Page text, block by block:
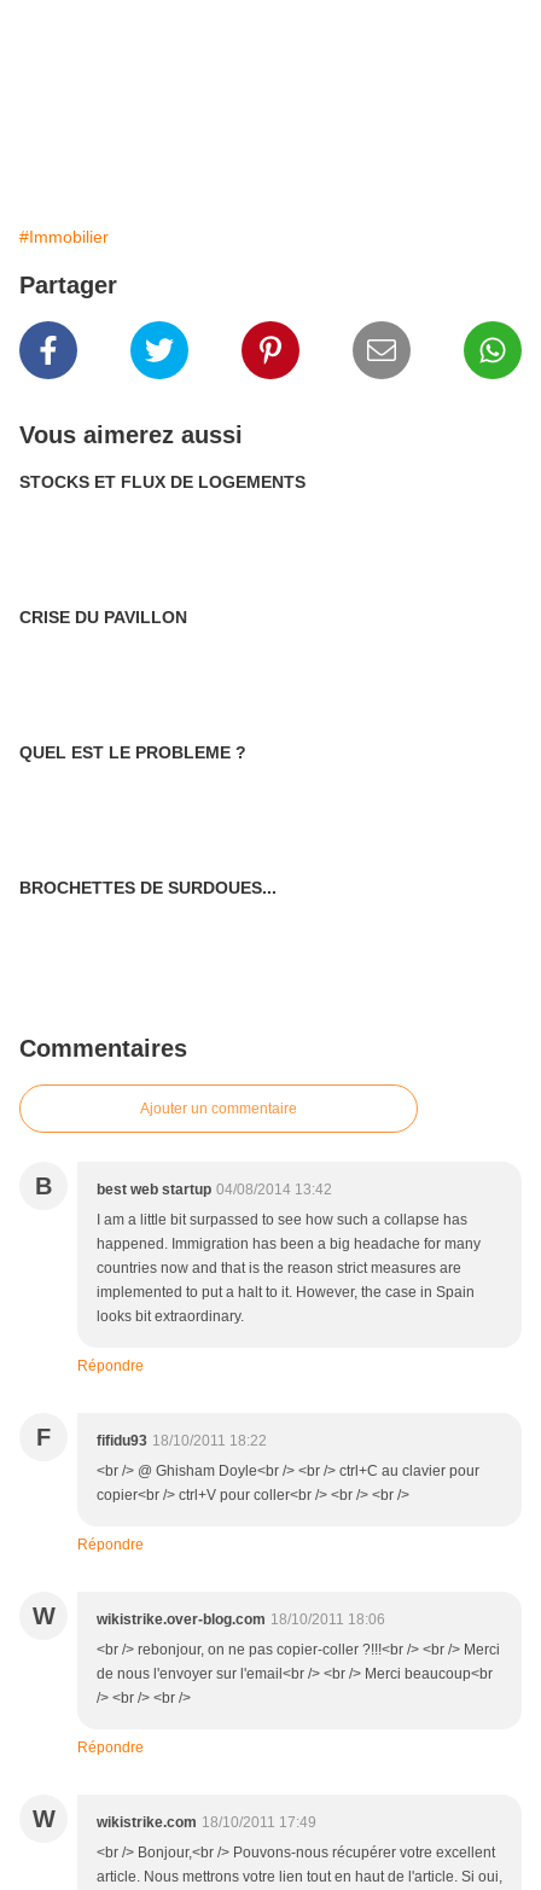
#Immobilier
Partager
Vous aimerez aussi
STOCKS ET FLUX DE LOGEMENTS
CRISE DU PAVILLON
QUEL EST LE PROBLEME ?
BROCHETTES DE SURDOUES...
Commentaires
Ajouter un commentaire
B best web startup 04/08/2014 13:42
I am a little bit surpassed to see how such a collapse has
happened. Immigration has been a big headache for many
countries now and that is the reason strict measures are
implemented to put a halt to it. However, the case in Spain
looks bit extraordinary.
Répondre
F fifidu93 18/10/2011 18:22
<br /> @ Ghisham Doyle<br /> <br /> ctrl+C au clavier pour
copier<br /> ctrl+V pour coller<br /> <br /> <br />
Répondre
W wikistrike.over-blog.com 18/10/2011 18:06
<br /> rebonjour, on ne pas copier-coller ?!!!<br /> <br /> Merci
de nous l'envoyer sur l'email<br /> <br /> Merci beaucoup<br
/> <br /> <br />
Répondre
W wikistrike.com 18/10/2011 17:49
<br /> Bonjour,<br /> Pouvons-nous récupérer votre excellent
article. Nous mettrons votre lien tout en haut de l'article. Si oui,